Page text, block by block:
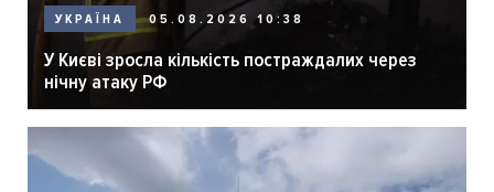
УКРАЇНА 05.08.2026 10:38
У Києві зросла кількість постраждалих через
нічну атаку РФ